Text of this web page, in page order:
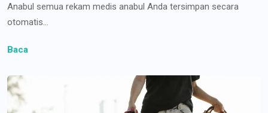
Anabul semua rekam medis anabul Anda tersimpan secara
otomatis...
Baca